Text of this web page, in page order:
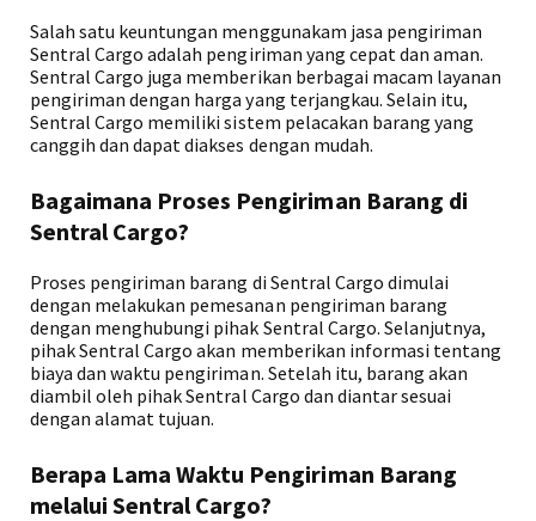
Salah satu keuntungan menggunakam jasa pengiriman
Sentral Cargo adalah pengiriman yang cepat dan aman.
Sentral Cargo juga memberikan berbagai macam layanan
pengiriman dengan harga yang terjangkau. Selain itu,
Sentral Cargo memiliki sistem pelacakan barang yang
canggih dan dapat diakses dengan mudah.
Bagaimana Proses Pengiriman Barang di
Sentral Cargo?
Proses pengiriman barang di Sentral Cargo dimulai
dengan melakukan pemesanan pengiriman barang
dengan menghubungi pihak Sentral Cargo. Selanjutnya,
pihak Sentral Cargo akan memberikan informasi tentang
biaya dan waktu pengiriman. Setelah itu, barang akan
diambil oleh pihak Sentral Cargo dan diantar sesuai
dengan alamat tujuan.
Berapa Lama Waktu Pengiriman Barang
melalui Sentral Cargo?